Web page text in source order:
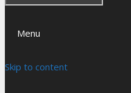
Menu
Skip to content